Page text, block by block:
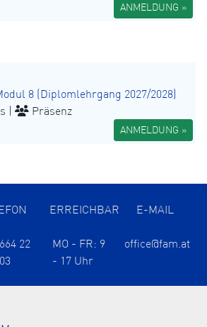
ANMELDUNG »
8 (Diplomlehrgang 2027/2028)
| Präsenz
ANMELDUNG »
ERREICHBAR E-MAIL
22
MO - FR: 9
- 17 Uhr
office@fam.at